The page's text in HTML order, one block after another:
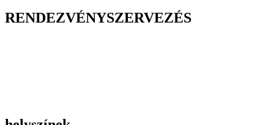
RENDEZVÉNYSZERVEZÉS